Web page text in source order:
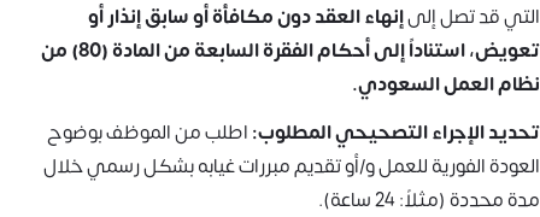
التي قد تصل إلىإنهاء العقد دون مكافأة أو سابق إنذار أو
تعويض، استناداً إلى أحكام الفقرة السابعة من المادة (80) من
نظام العمل السعودي.
تحديد الإجراء التصحيحي المطلوب:اطلب من الموظف بوضوح
العودة الفورية للعمل و/أو تقديم مبررات غيابه بشكل رسمي خلال
مدة محددة (مثلاً: 24 ساعة).